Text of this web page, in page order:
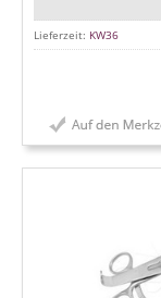
Lieferzeit: KW36